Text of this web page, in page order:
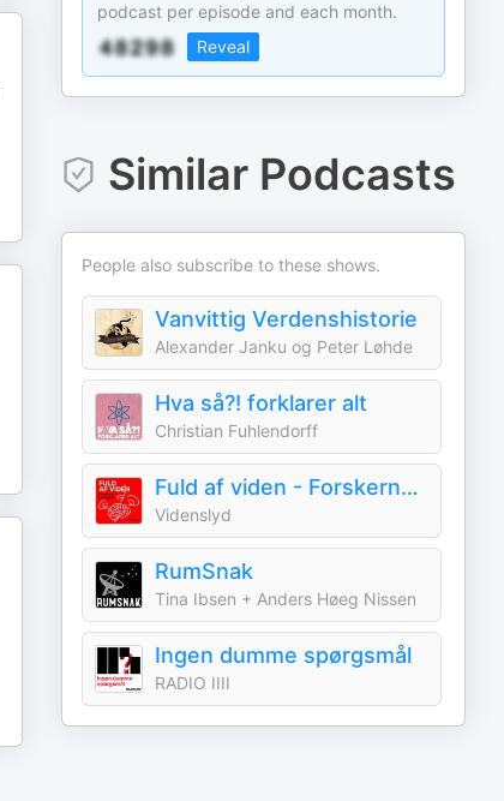
podcast per episode and each month.
Reveal
Similar Podcasts
People also subscribe to these shows.
Vanvittig Verdenshistorie
Alexander Janku og Peter Løhde
Hva så?! forklarer alt
Christian Fuhlendorff
Fuld af viden - Forskernes fredagsbar
Videnslyd
RumSnak
Tina Ibsen + Anders Høeg Nissen
Ingen dumme spørgsmål
RADIO IIII